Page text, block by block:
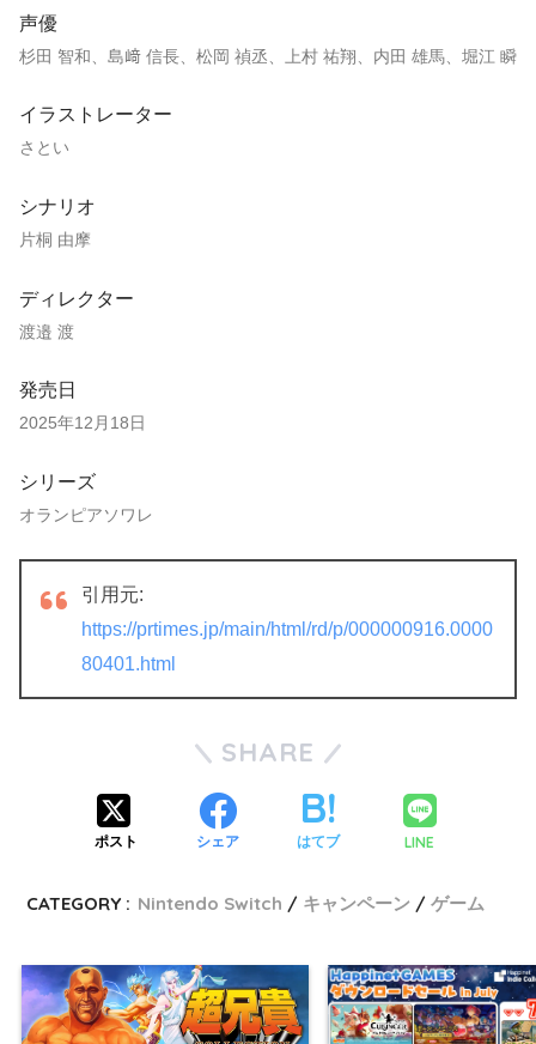
声優
杉田 智和、島﨑 信長、松岡 禎丞、上村 祐翔、内田 雄馬、堀江 瞬
イラストレーター
さとい
シナリオ
片桐 由摩
ディレクター
渡邉 渡
発売日
2025年12月18日
シリーズ
オランピアソワレ
引用元:
https://prtimes.jp/main/html/rd/p/000000916.0000
80401.html
SHARE
ポスト シェア はてブ LINE
CATEGORY : Nintendo Switch キャンペーン ゲーム